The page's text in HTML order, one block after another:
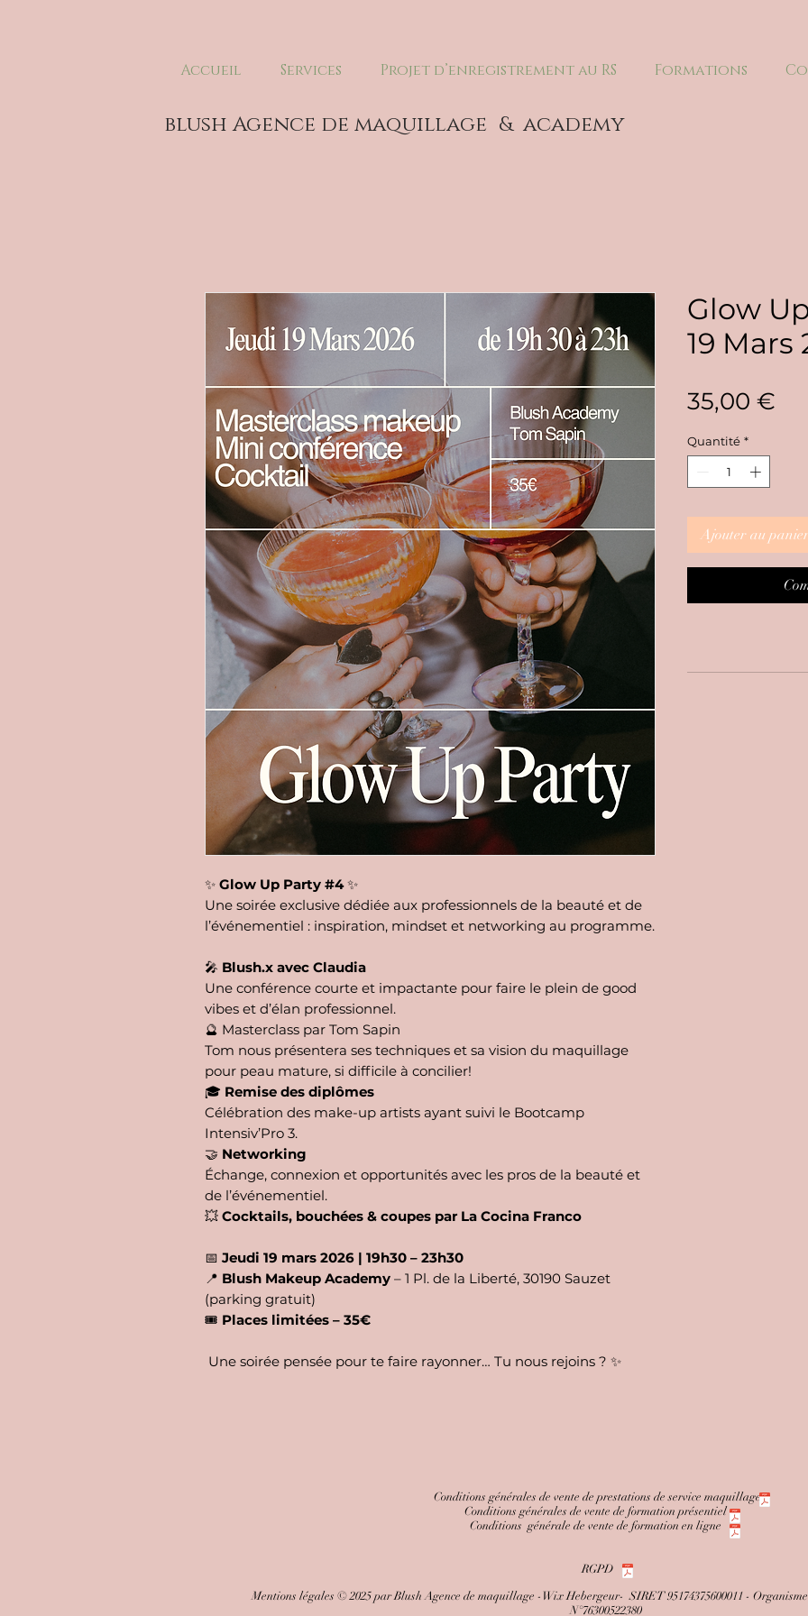
Accueil Services Projet d’enregistrement au RS Formations
blush Agence de maquillage & academy
✨ Glow Up Party #4✨
Une soirée exclusive dédiée aux professionnels de la beauté et de
l’événementiel : inspiration, mindset et networking au programme.
🎤 Blush.x avec Claudia
Une conférence courte et impactante pour faire le plein de good
vibes et d’élan professionnel.
🔮 Masterclass par Tom Sapin
Tom nous présentera ses techniques et sa vision du maquillage
pour peau mature, si difficile à concilier!
🎓 Remise des diplômes
Célébration des make-up artists ayant suivi le Bootcamp
Intensiv’Pro 3.
🤝 Networking
Échange, connexion et opportunités avec les pros de la beauté et
de l’événementiel.
💥 Cocktails, bouchées & coupes par La Cocina Franco
📅 Jeudi 19 mars 2026 | 19h30 – 23h30
📍 Blush Makeup Academy – 1 Pl. de la Liberté, 30190 Sauzet
(parking gratuit)
🎟️ Places limitées – 35€
Une soirée pensée pour te faire rayonner… Tu nous rejoins ? ✨
Glow
19 Mars
35,00 €
Quantité *
Ajouter au
Conditions générales de vente de prestations de service maquillage
Conditions générales de vente de formation présentiel
Conditions générale de vente de formation en ligne
RGPD
Mentions légales © 2025 par Blush Agence de maquillage -Wix Hebergeur- SIRET 95174375600011 -
N°76300522380